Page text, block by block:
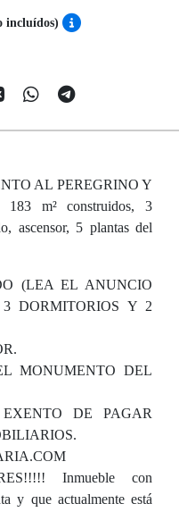
incluídos)
AL PEREGRINO Y
m² construidos, 3
ascensor, 5 plantas del
(LEA EL ANUNCIO
DORMITORIOS Y 2
MONUMENTO DEL
DE PAGAR
Inmueble con
y que actualmente está